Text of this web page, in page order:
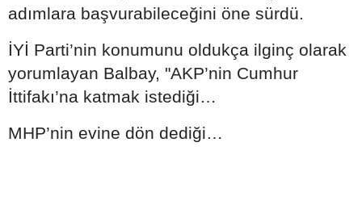
adımlara başvurabileceğini öne sürdü.
İYİ Parti’nin konumunu oldukça ilginç olarak
yorumlayan Balbay, "AKP’nin Cumhur
İttifakı’na katmak istediği…
MHP’nin evine dön dediği…